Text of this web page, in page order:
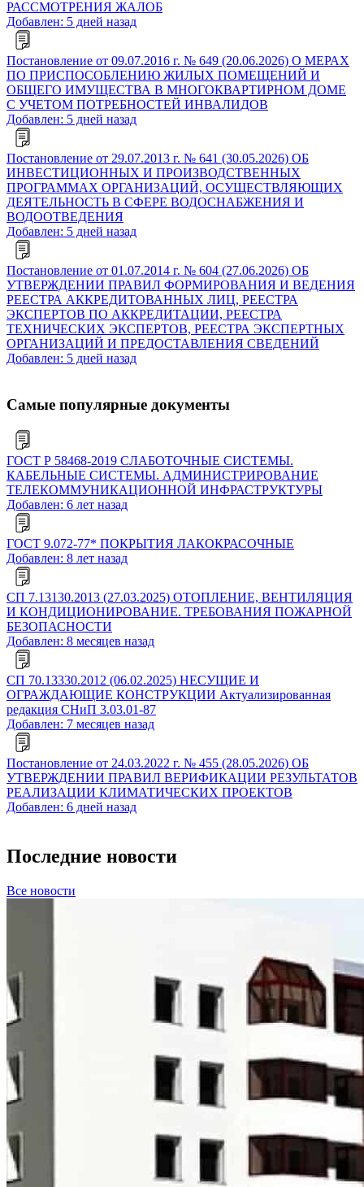
РАССМОТРЕНИЯ ЖАЛОБ
Добавлен: 5 дней назад
Постановление от 09.07.2016 г. № 649 (20.06.2026) О МЕРАХ
ПО ПРИСПОСОБЛЕНИЮ ЖИЛЫХ ПОМЕЩЕНИЙ И
ОБЩЕГО ИМУЩЕСТВА В МНОГОКВАРТИРНОМ ДОМЕ
С УЧЕТОМ ПОТРЕБНОСТЕЙ ИНВАЛИДОВ
Добавлен: 5 дней назад
Постановление от 29.07.2013 г. № 641 (30.05.2026) ОБ
ИНВЕСТИЦИОННЫХ И ПРОИЗВОДСТВЕННЫХ
ПРОГРАММАХ ОРГАНИЗАЦИЙ, ОСУЩЕСТВЛЯЮЩИХ
ДЕЯТЕЛЬНОСТЬ В СФЕРЕ ВОДОСНАБЖЕНИЯ И
ВОДООТВЕДЕНИЯ
Добавлен: 5 дней назад
Постановление от 01.07.2014 г. № 604 (27.06.2026) ОБ
УТВЕРЖДЕНИИ ПРАВИЛ ФОРМИРОВАНИЯ И ВЕДЕНИЯ
РЕЕСТРА АККРЕДИТОВАННЫХ ЛИЦ, РЕЕСТРА
ЭКСПЕРТОВ ПО АККРЕДИТАЦИИ, РЕЕСТРА
ТЕХНИЧЕСКИХ ЭКСПЕРТОВ, РЕЕСТРА ЭКСПЕРТНЫХ
ОРГАНИЗАЦИЙ И ПРЕДОСТАВЛЕНИЯ СВЕДЕНИЙ
Добавлен: 5 дней назад
Самые популярные документы
ГОСТ Р 58468-2019 СЛАБОТОЧНЫЕ СИСТЕМЫ.
КАБЕЛЬНЫЕ СИСТЕМЫ. АДМИНИСТРИРОВАНИЕ
ТЕЛЕКОММУНИКАЦИОННОЙ ИНФРАСТРУКТУРЫ
Добавлен: 6 лет назад
ГОСТ 9.072-77* ПОКРЫТИЯ ЛАКОКРАСОЧНЫЕ
Добавлен: 8 лет назад
СП 7.13130.2013 (27.03.2025) ОТОПЛЕНИЕ, ВЕНТИЛЯЦИЯ
И КОНДИЦИОНИРОВАНИЕ. ТРЕБОВАНИЯ ПОЖАРНОЙ
БЕЗОПАСНОСТИ
Добавлен: 8 месяцев назад
СП 70.13330.2012 (06.02.2025) НЕСУЩИЕ И
ОГРАЖДАЮЩИЕ КОНСТРУКЦИИ Актуализированная
редакция СНиП 3.03.01-87
Добавлен: 7 месяцев назад
Постановление от 24.03.2022 г. № 455 (28.05.2026) ОБ
УТВЕРЖДЕНИИ ПРАВИЛ ВЕРИФИКАЦИИ РЕЗУЛЬТАТОВ
РЕАЛИЗАЦИИ КЛИМАТИЧЕСКИХ ПРОЕКТОВ
Добавлен: 6 дней назад
Последние новости
Все новости